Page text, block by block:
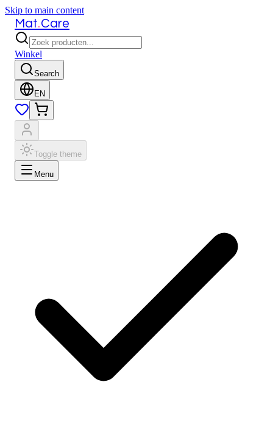
Skip to main content
Mat.Care
Winkel
Search
EN
Toggle theme
Menu